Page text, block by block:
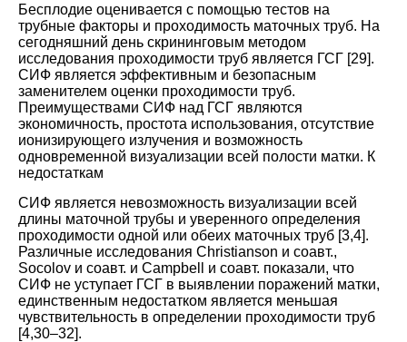
Бесплодие оценивается с помощью тестов на
трубные факторы и проходимость маточных труб. На
сегодняшний день скрининговым методом
исследования проходимости труб является ГСГ [29].
СИФ является эффективным и безопасным
заменителем оценки проходимости труб.
Преимуществами СИФ над ГСГ являются
экономичность, простота использования, отсутствие
ионизирующего излучения и возможность
одновременной визуализации всей полости матки. К
недостаткам
СИФ является невозможность визуализации всей
длины маточной трубы и уверенного определения
проходимости одной или обеих маточных труб [3,4].
Различные исследования Christianson и соавт.,
Socolov и соавт. и Campbell и соавт. показали, что
СИФ не уступает ГСГ в выявлении поражений матки,
единственным недостатком является меньшая
чувствительность в определении проходимости труб
[4,30–32].